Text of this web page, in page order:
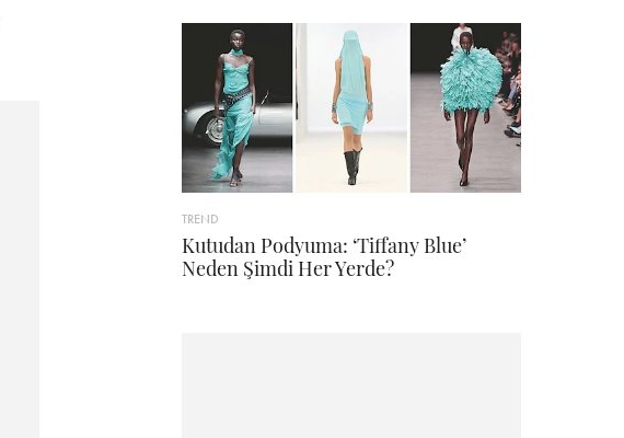
TREND
Kutudan Podyuma: ‘Tiffany Blue’
Neden Şimdi Her Yerde?